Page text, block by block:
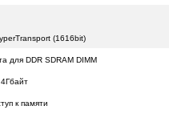
(1616bit)
для DDR SDRAM DIMM
к памяти